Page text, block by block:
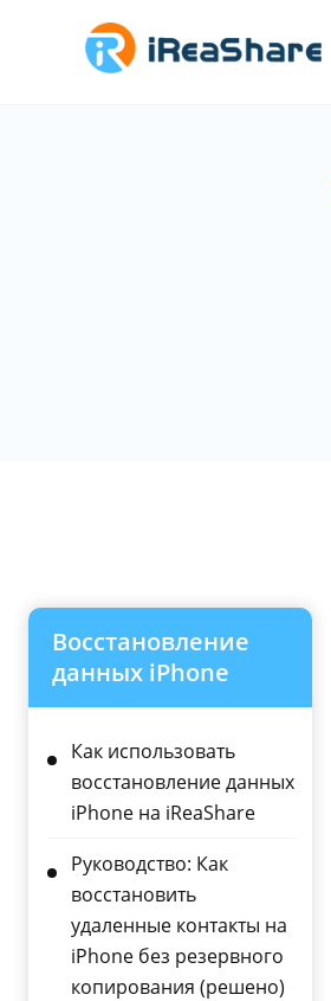
Восстановление
данных iPhone
Как использовать
восстановление данных
iPhone на iReaShare
Руководство: Как
восстановить
удаленные контакты на
iPhone без резервного
копирования (решено)